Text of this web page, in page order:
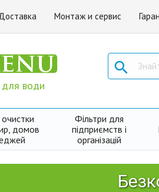
Монтаж и сервис
для води

домов
Фільтри для
підприємств і
організацій